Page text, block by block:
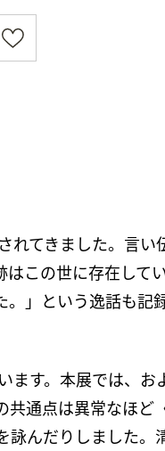
てきました。言い
この世に存在してい
」という逸話も記
ます。本展では、お
通点は異常なほど
詠んだりしました。